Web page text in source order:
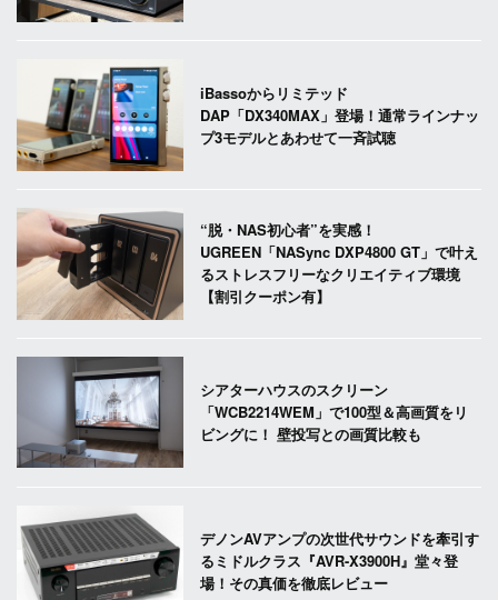
iBassoからリミテッド
DAP「DX340MAX」登場！通常ラインナッ
プ3モデルとあわせて一斉試聴
“脱・NAS初心者”を実感！
UGREEN「NASync DXP4800 GT」で叶え
るストレスフリーなクリエイティブ環境
【割引クーポン有】
シアターハウスのスクリーン
「WCB2214WEM」で100型＆高画質をリ
ビングに！ 壁投写との画質比較も
デノンAVアンプの次世代サウンドを牽引す
るミドルクラス『AVR-X3900H』堂々登
場！その真価を徹底レビュー